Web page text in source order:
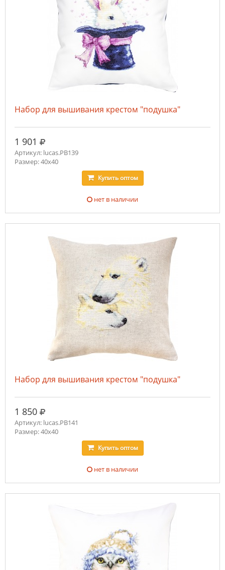
Набор для вышивания крестом "подушка"
1 901 руб.
Артикул: lucas.PB139
Размер: 40x40
Купитьоптом
нет в наличии
Набор для вышивания крестом "подушка"
1 850 руб.
Артикул: lucas.PB141
Размер: 40x40
Купитьоптом
нет в наличии